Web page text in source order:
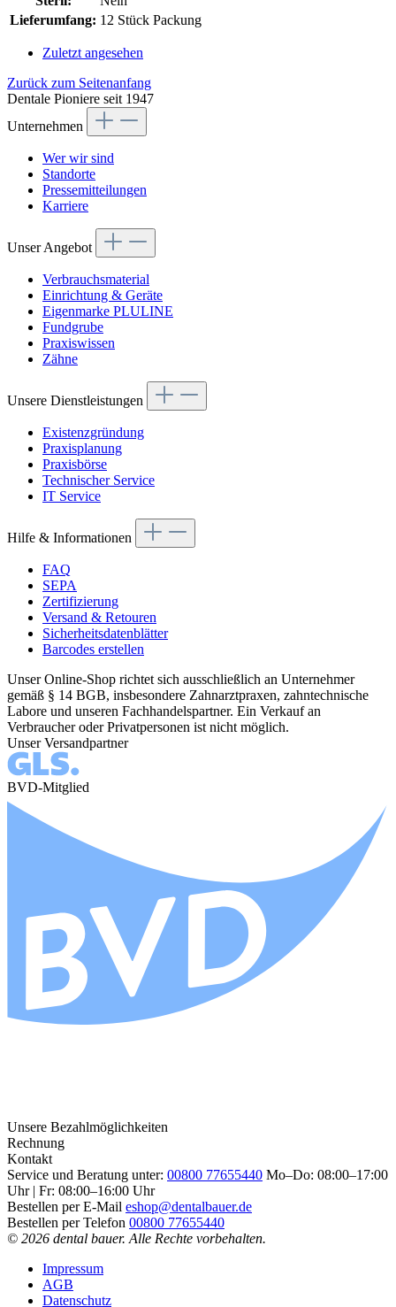
Lieferumfang: 12 Stück Packung
Zuletzt angesehen
Zurück zum Seitenanfang
Dentale Pioniere seit 1947
Unternehmen
Wer wir sind
Standorte
Pressemitteilungen
Karriere
Unser Angebot
Verbrauchsmaterial
Einrichtung & Geräte
Eigenmarke PLULINE
Fundgrube
Praxiswissen
Zähne
Unsere Dienstleistungen
Existenzgründung
Praxisplanung
Praxisbörse
Technischer Service
IT Service
Hilfe & Informationen
FAQ
SEPA
Zertifizierung
Versand & Retouren
Sicherheitsdatenblätter
Barcodes erstellen
Unser Online-Shop richtet sich ausschließlich an Unternehmer
gemäß § 14 BGB, insbesondere Zahnarztpraxen, zahntechnische
Labore und unseren Fachhandelspartner. Ein Verkauf an
Verbraucher oder Privatpersonen ist nicht möglich.
Unser Versandpartner
BVD-Mitglied
Unsere Bezahlmöglichkeiten
Rechnung
Kontakt
Service und Beratung unter: 00800 77655440 Mo–Do: 08:00–17:00
Uhr | Fr: 08:00–16:00 Uhr
Bestellen per E-Mail eshop@dentalbauer.de
Bestellen per Telefon 00800 77655440
© 2026 dental bauer. Alle Rechte vorbehalten.
Impressum
AGB
Datenschutz